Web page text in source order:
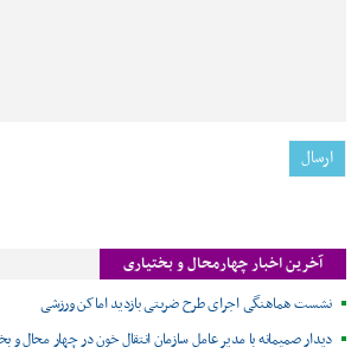
آخرین اخبار چهارمحال و بختیاری
نشست هماهنگی اجرای طرح ضربتی بازدید اماکن ورزشی
دیدار صمیمانه با مدیر عامل سازمان انتقال خون در چهار محال و